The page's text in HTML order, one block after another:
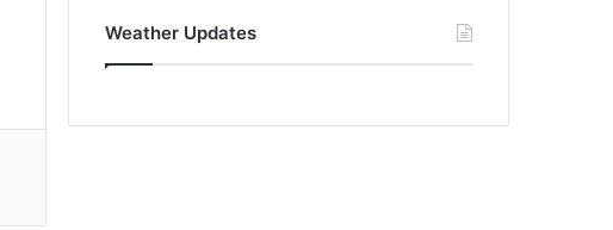
Weather Updates